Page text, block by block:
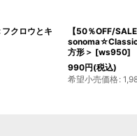
クロウとキ
【50％OFF/
方形＞ [ws950]
990円(税込)
希望小売価格: